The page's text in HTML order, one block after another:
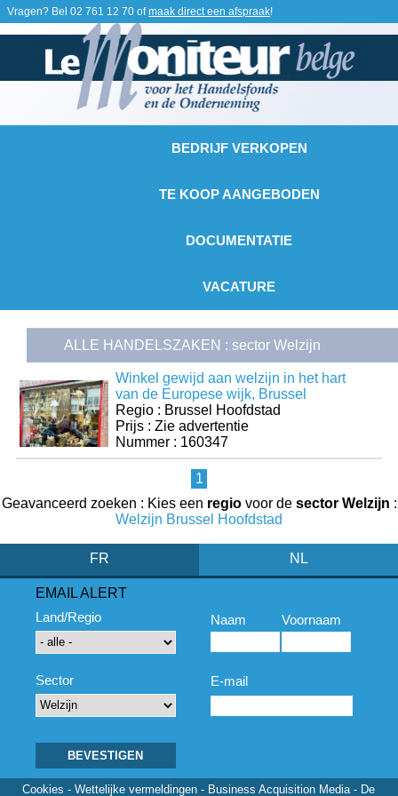
Vragen? Bel 02 761 12 70 ofmaak direct een afspraak!
BEDRIJF VERKOPEN
TE KOOP AANGEBODEN
DOCUMENTATIE
VACATURE
ALLE HANDELSZAKEN : sector Welzijn
Winkel gewijd aan welzijn in het hart
van de Europese wijk, Brussel
Regio : Brussel Hoofdstad
Prijs : Zie advertentie
Nummer : 160347
1
Geavanceerd zoeken : Kies een regiovoor de sector Welzijn :
Welzijn Brussel Hoofdstad
FR NL
EMAIL ALERT
Land/Regio
Sector
Naam Voornaam
E-mail
Cookies -Wettelijke vermeldingen - Business Acquisition Media - De